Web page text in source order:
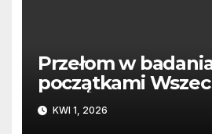
Przełom w
początkami
Czy LIGO odkryło
element ciemnej
KWI 1, 2026